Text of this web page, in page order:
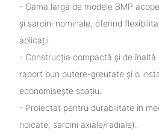
- Gama largă de modele BMP
și sarcini nominale, oferind
aplicații.
- Construcția compactă și de înaltă
raport bun putere-greutate și o
economisește spațiu.
- Proiectat pentru durabilitate în
ridicate, sarcini axiale/radiale).